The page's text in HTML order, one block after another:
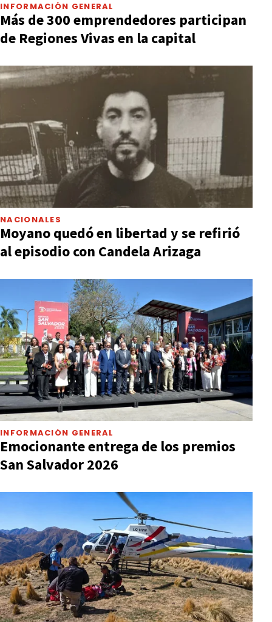
INFORMACIÓN GENERAL
Más de 300 emprendedores participan
de Regiones Vivas en la capital
NACIONALES
Moyano quedó en libertad y se refirió
al episodio con Candela Arizaga
INFORMACIÓN GENERAL
Emocionante entrega de los premios
San Salvador 2026